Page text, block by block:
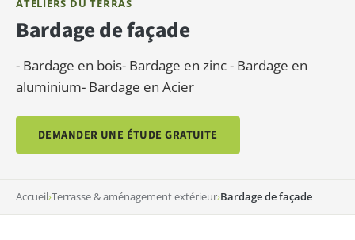
ATELIERS DU TERRAS
Bardage de façade
- Bardage en bois- Bardage en zinc - Bardage en
aluminium- Bardage en Acier
DEMANDER UNE ÉTUDE GRATUITE
Accueil›Terrasse & aménagement extérieur›Bardage de façade